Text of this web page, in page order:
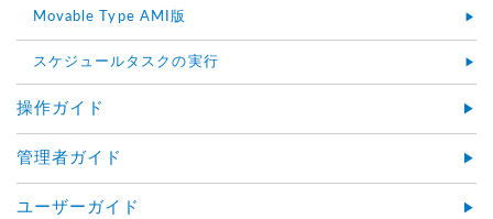
Movable Type AMI版
スケジュールタスクの実行
操作ガイド
管理者ガイド
ユーザーガイド